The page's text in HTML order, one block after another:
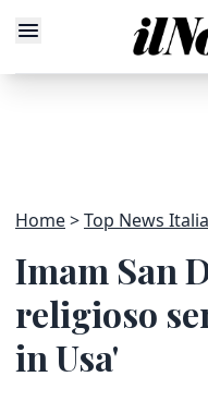
Home Top News
Imam San
religioso
in Usa'